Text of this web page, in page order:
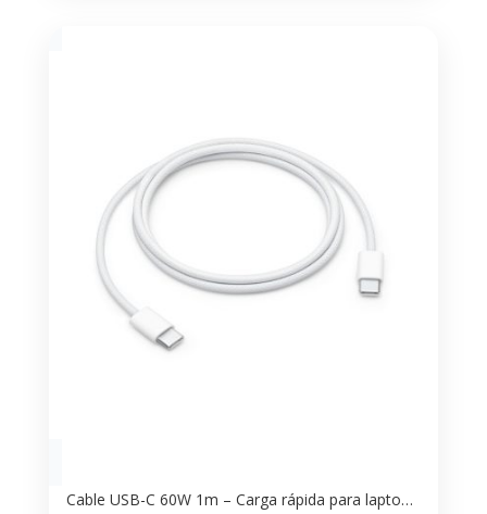
Cable USB-C 60W 1m – Carga rápida para laptops y tablets